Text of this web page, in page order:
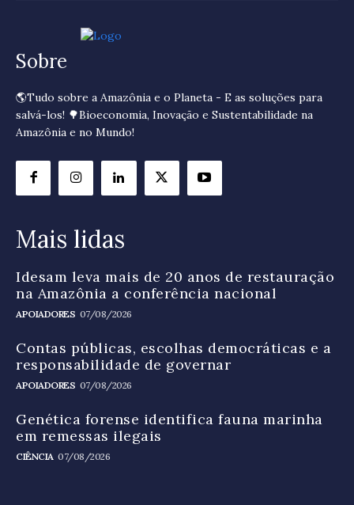
Sobre
🌎Tudo sobre a Amazônia e o Planeta - E as soluções para
salvá-los! 🌳Bioeconomia, Inovação e Sustentabilidade na
Amazônia e no Mundo!
Mais lidas
Idesam leva mais de 20 anos de restauração
na Amazônia a conferência nacional
APOIADORES 07/08/2026
Contas públicas, escolhas democráticas e a
responsabilidade de governar
APOIADORES 07/08/2026
Genética forense identifica fauna marinha
em remessas ilegais
CIÊNCIA 07/08/2026